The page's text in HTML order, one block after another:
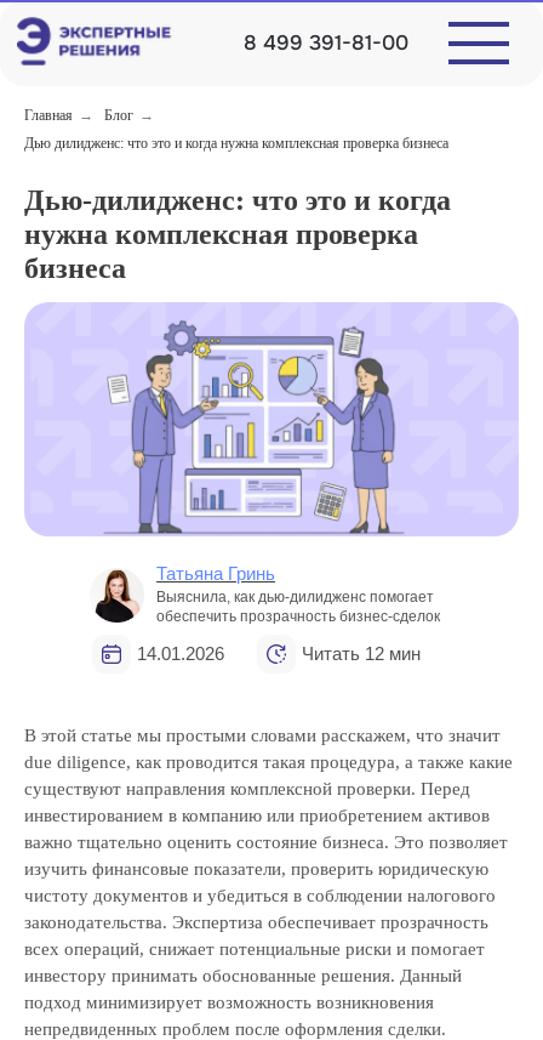
8 499 391-81-00
Главная → Блог →
Дью дилидженс: что это и когда нужна комплексная проверка бизнеса
Дью-дилидженс: что это и когда
нужна комплексная проверка
бизнеса
14.01.2026 Читать 12 мин
Выяснила, как дью-дилидженс помогает
обеспечить прозрачность бизнес-сделок
Татьяна Гринь
В этой статье мы простыми словами расскажем, что значит
due diligence, как проводится такая процедура, а также какие
существуют направления комплексной проверки. Перед
инвестированием в компанию или приобретением активов
важно тщательно оценить состояние бизнеса. Это позволяет
изучить финансовые показатели, проверить юридическую
чистоту документов и убедиться в соблюдении налогового
законодательства. Экспертиза обеспечивает прозрачность
всех операций, снижает потенциальные риски и помогает
инвестору принимать обоснованные решения. Данный
подход минимизирует возможность возникновения
непредвиденных проблем после оформления сделки.